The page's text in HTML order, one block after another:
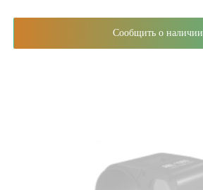
Сообщить о наличии